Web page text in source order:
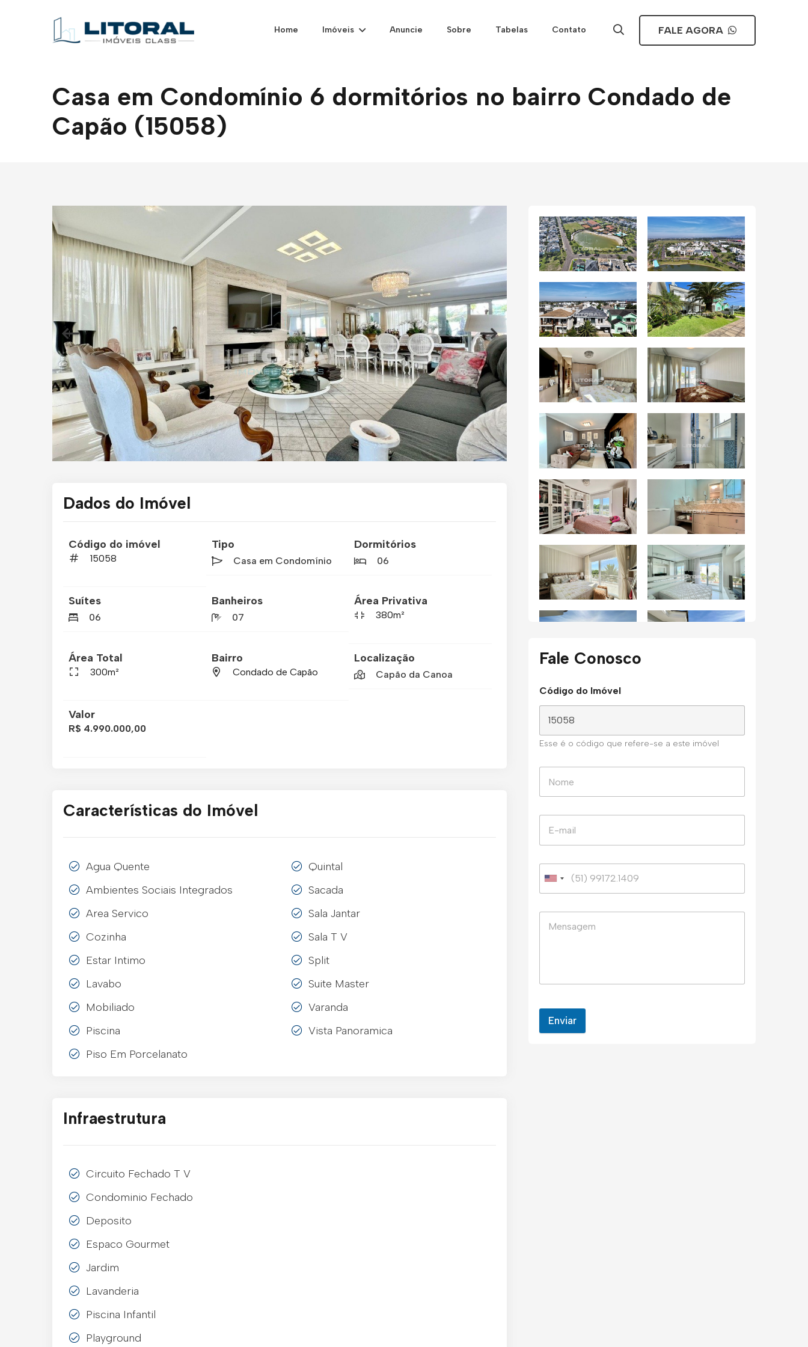
Home Imóveis Anuncie Sobre Tabelas Contato FALE AGORA
Casa em Condomínio 6 dormitórios no bairro Condado de
Capão (15058)
Dados do Imóvel
Código do imóvel
15058
Tipo
Casa em Condomínio
Dormitórios
06
Suítes
06
Banheiros
07
Área Privativa
380m²
Área Total
300m²
Bairro
Condado de Capão
Localização
Capão da Canoa
Valor
R$ 4.990.000,00
Características do Imóvel
Agua Quente
Ambientes Sociais Integrados
Area Servico
Cozinha
Estar Intimo
Lavabo
Mobiliado
Piscina
Piso Em Porcelanato
Quintal
Sacada
Sala Jantar
Sala T V
Split
Suite Master
Varanda
Vista Panoramica
Infraestrutura
Circuito Fechado T V
Condominio Fechado
Deposito
Espaco Gourmet
Jardim
Lavanderia
Piscina Infantil
Playground
Fale Conosco
Código do Imóvel
Esse é o código que refere-se a este imóvel
Enviar